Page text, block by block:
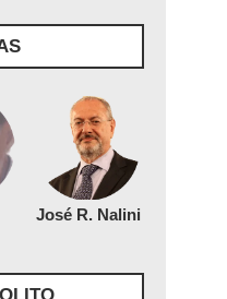
José R. Nalini